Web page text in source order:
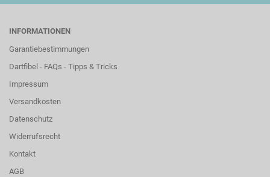
INFORMATIONEN
Garantiebestimmungen
Dartfibel - FAQs - Tipps & Tricks
Impressum
Versandkosten
Datenschutz
Widerrufsrecht
Kontakt
AGB